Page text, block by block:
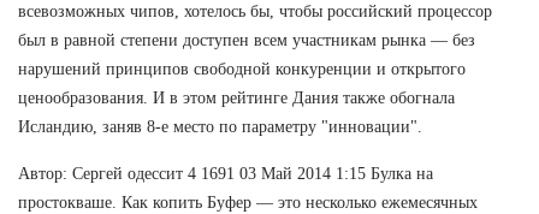
всевозможных чипов, хотелось бы, чтобы российский процессор
был в равной степени доступен всем участникам рынка — без
нарушений принципов свободной конкуренции и открытого
ценообразования. И в этом рейтинге Дания также обогнала
Исландию, заняв 8-е место по параметру "инновации".
Автор: Сергей одессит 4 1691 03 Май 2014 1:15 Булка на
простокваше. Как копить Буфер — это несколько ежемесячных